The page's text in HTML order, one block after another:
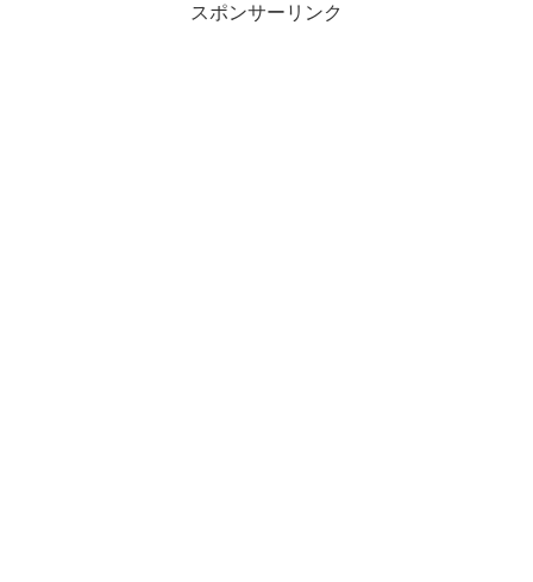
スポンサーリンク